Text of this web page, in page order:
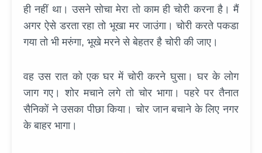
ही नहीं था। उसने सोचा मेरा तो काम ही चोरी करना है। मैं
अगर ऐसे डरता रहा तो भूखा मर जाउंगा। चोरी करते पकडा
गया तो भी मरुंगा, भूखे मरने से बेहतर है चोरी की जाए।
वह उस रात को एक घर में चोरी करने घुसा। घर के लोग
जाग गए। शोर मचाने लगे तो चोर भागा। पहरे पर तैनात
सैनिकों ने उसका पीछा किया। चोर जान बचाने के लिए नगर
के बाहर भागा।